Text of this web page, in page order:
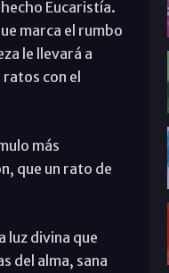
Eucaristía.
marca el rumbo
le llevará a
con el
más
que un rato de
luz divina que
del alma, sana